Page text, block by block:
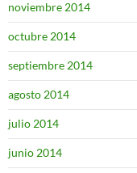
noviembre 2014
octubre 2014
septiembre 2014
agosto 2014
julio 2014
junio 2014